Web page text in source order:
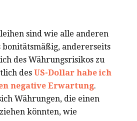
sind wie alle anderen
andererseits
des Währungsrisikos zu
des US-Dollar habe ich
negative Erwartung.
Währungen, die einen
könnten, wie